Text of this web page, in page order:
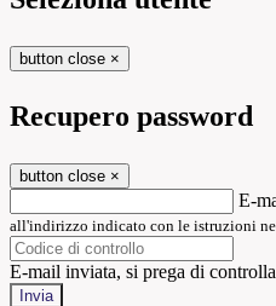
button close ×
Recupero password
button close ×
E-
all'indirizzo indicato con le istruzioni
E-mail inviata, si prega di